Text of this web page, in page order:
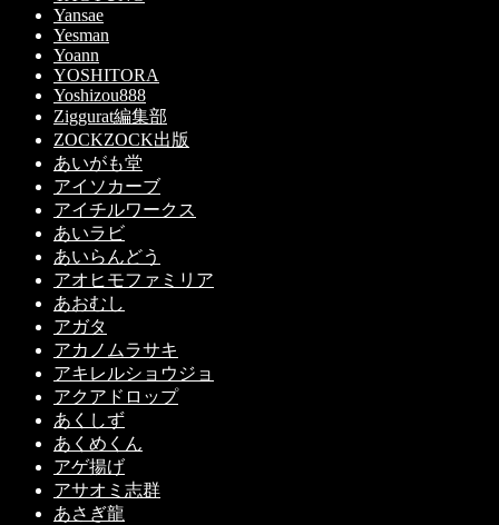
Yansae
Yesman
Yoann
YOSHITORA
Yoshizou888
Ziggurat編集部
ZOCKZOCK出版
あいがも堂
アイソカーブ
アイチルワークス
あいラビ
あいらんどう
アオヒモファミリア
あおむし
アガタ
アカノムラサキ
アキレルショウジョ
アクアドロップ
あくしず
あくめくん
アゲ揚げ
アサオミ志群
あさぎ龍